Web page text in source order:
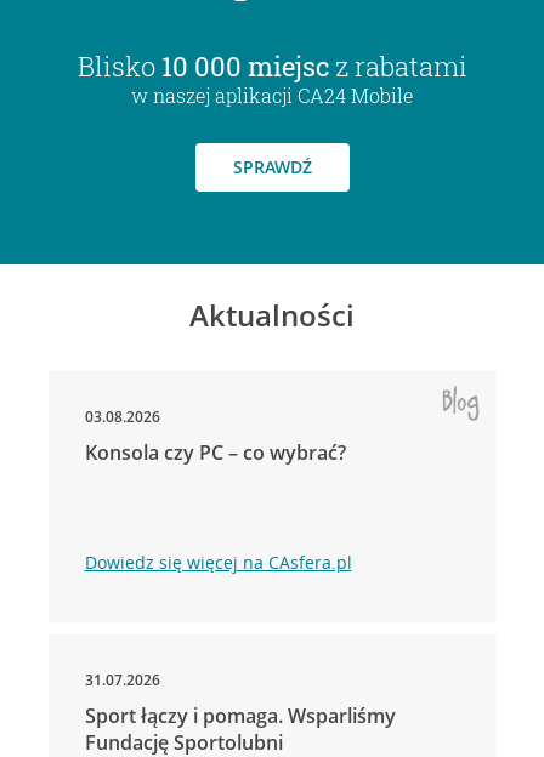
Blisko 10 000 miejsc z rabatami
w naszej aplikacji CA24 Mobile
SPRAWDŹ
Aktualności
03.08.2026
Konsola czy PC – co wybrać?
Dowiedz się więcej na CAsfera.pl
31.07.2026
Sport łączy i pomaga. Wsparliśmy
Fundację Sportolubni